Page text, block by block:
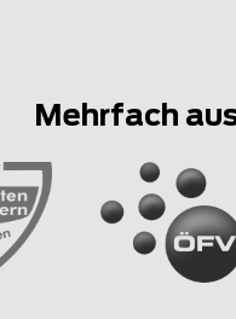
Mehrfach